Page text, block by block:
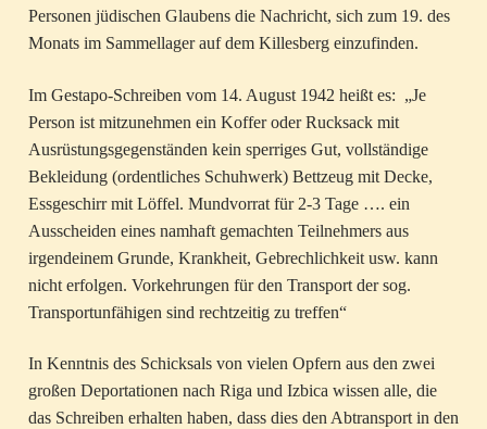
Personen jüdischen Glaubens die Nachricht, sich zum 19. des
Monats im Sammellager auf dem Killesberg einzufinden.
Im Gestapo-Schreiben vom 14. August 1942 heißt es: „Je
Person ist mitzunehmen ein Koffer oder Rucksack mit
Ausrüstungsgegenständen kein sperriges Gut, vollständige
Bekleidung (ordentliches Schuhwerk) Bettzeug mit Decke,
Essgeschirr mit Löffel. Mundvorrat für 2-3 Tage …. ein
Ausscheiden eines namhaft gemachten Teilnehmers aus
irgendeinem Grunde, Krankheit, Gebrechlichkeit usw. kann
nicht erfolgen. Vorkehrungen für den Transport der sog.
Transportunfähigen sind rechtzeitig zu treffen“
In Kenntnis des Schicksals von vielen Opfern aus den zwei
großen Deportationen nach Riga und Izbica wissen alle, die
das Schreiben erhalten haben, dass dies den Abtransport in den